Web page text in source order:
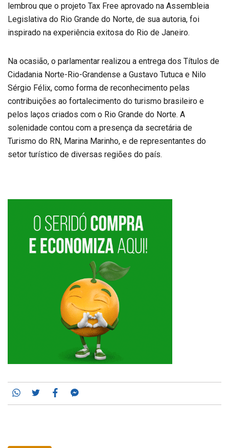
lembrou que o projeto Tax Free aprovado na Assembleia
Legislativa do Rio Grande do Norte, de sua autoria, foi
inspirado na experiência exitosa do Rio de Janeiro.
Na ocasião, o parlamentar realizou a entrega dos Títulos de
Cidadania Norte-Rio-Grandense a Gustavo Tutuca e Nilo
Sérgio Félix, como forma de reconhecimento pelas
contribuições ao fortalecimento do turismo brasileiro e
pelos laços criados com o Rio Grande do Norte. A
solenidade contou com a presença da secretária de
Turismo do RN, Marina Marinho, e de representantes do
setor turístico de diversas regiões do país.
Whatsapp
TwitterFacebook